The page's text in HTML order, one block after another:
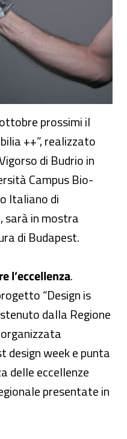
prossimi il
++”, realizzato
di Budrio in
Campus Bio-
Italiano di
sarà in mostra
di Budapest.
l’eccellenza.
“Design is
dalla Regione
design week e punta
delle eccellenze
presentate in